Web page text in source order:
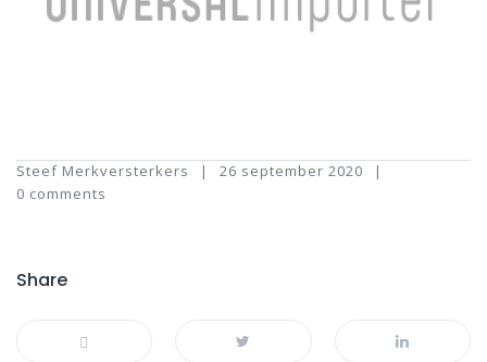
Steef Merkversterkers
26 september 2020
0 comments
Share